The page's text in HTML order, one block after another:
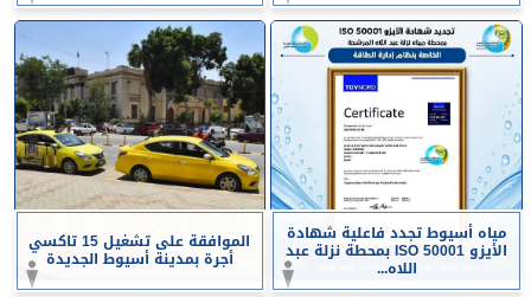
مياه أسيوط تجدد فاعلية شهادة
الأيزو ISO 50001 بمحطة نزلة عبد
اللاه...
الموافقة على تشغيل 15 تاكسي
أجرة بمدينة أسيوط الجديدة